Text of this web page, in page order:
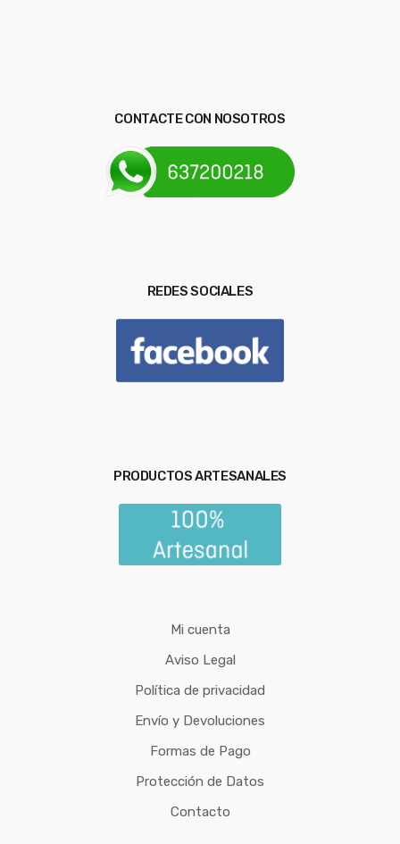
CONTACTE CON NOSOTROS
REDES SOCIALES
PRODUCTOS ARTESANALES
Mi cuenta
Aviso Legal
Política de privacidad
Envío y Devoluciones
Formas de Pago
Protección de Datos
Contacto